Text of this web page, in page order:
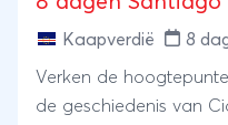
Kaapverdië 8
Verken de
de geschiedenis van